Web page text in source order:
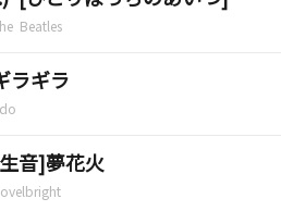
Beatles
ラギラ
音]夢花火